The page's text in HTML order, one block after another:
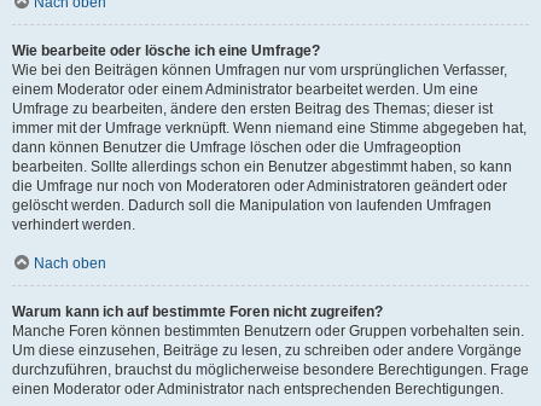
Wie bearbeite oder lösche ich eine Umfrage?
Wie bei den Beiträgen können Umfragen nur vom ursprünglichen Verfasser,
einem Moderator oder einem Administrator bearbeitet werden. Um eine
Umfrage zu bearbeiten, ändere den ersten Beitrag des Themas; dieser ist
immer mit der Umfrage verknüpft. Wenn niemand eine Stimme abgegeben hat,
dann können Benutzer die Umfrage löschen oder die Umfrageoption
bearbeiten. Sollte allerdings schon ein Benutzer abgestimmt haben, so kann
die Umfrage nur noch von Moderatoren oder Administratoren geändert oder
gelöscht werden. Dadurch soll die Manipulation von laufenden Umfragen
verhindert werden.
Nach oben
Warum kann ich auf bestimmte Foren nicht zugreifen?
Manche Foren können bestimmten Benutzern oder Gruppen vorbehalten sein.
Um diese einzusehen, Beiträge zu lesen, zu schreiben oder andere Vorgänge
durchzuführen, brauchst du möglicherweise besondere Berechtigungen. Frage
einen Moderator oder Administrator nach entsprechenden Berechtigungen.